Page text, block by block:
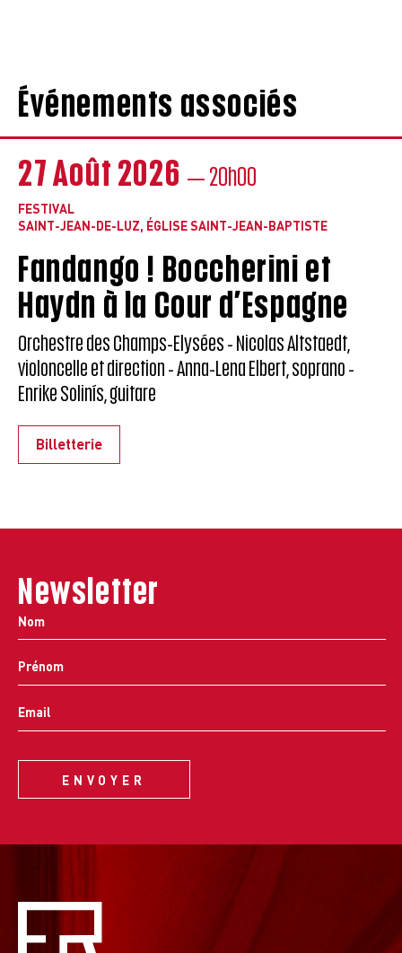
Événements associés
27 Août 2026 — 20h00
FESTIVAL
SAINT-JEAN-DE-LUZ, ÉGLISE SAINT-JEAN-BAPTISTE
Fandango ! Boccherini et
Haydn à la Cour d’Espagne
Orchestre des Champs-Elysées - Nicolas Altstaedt,
violoncelle et direction - Anna-Lena Elbert, soprano -
Enrike Solinís, guitare
Billetterie
Newsletter